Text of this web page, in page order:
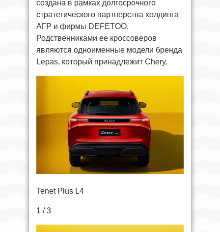
создана в рамках долгосрочного
стратегического партнерства холдинга
АГР и фирмы DEFETOO.
Родственниками ее кроссоверов
являются одноименные модели бренда
Lepas, который принадлежит Chery.
Tenet Plus L4
1 / 3